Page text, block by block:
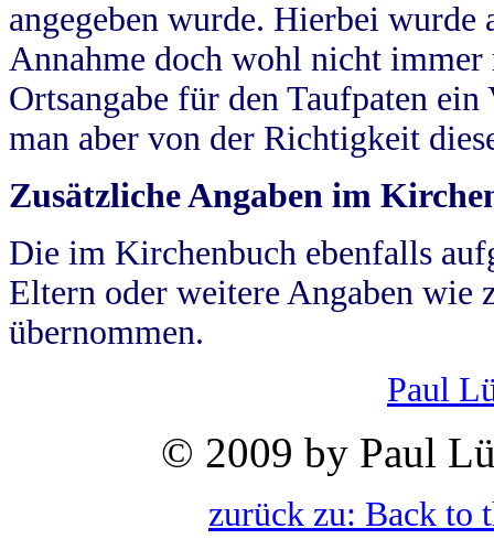
angegeben wurde. Hierbei wurde
Annahme doch wohl nicht
Ortsangabe für den Taufpaten
man aber von der Richtigkeit
Zusätzliche Angaben im
Die im Kirchenbuch ebenfalls
Eltern oder weitere Angaben wie
übernommen.
Paul
© 2009 by Paul
zurück zu: Back to